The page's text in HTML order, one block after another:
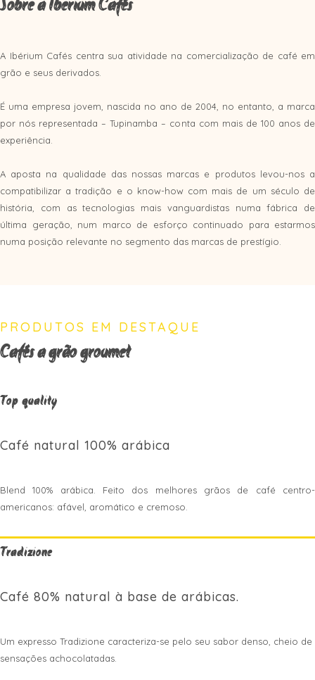
Sobre a Iberium Cafés
A Ibérium Cafés centra sua atividade na comercialização de café em
grão e seus derivados.
É uma empresa jovem, nascida no ano de 2004, no entanto, a marca
por nós representada – Tupinamba – conta com mais de 100 anos de
experiência.
A aposta na qualidade das nossas marcas e produtos levou-nos a
compatibilizar a tradição e o know-how com mais de um século de
história, com as tecnologias mais vanguardistas numa fábrica de
última geração, num marco de esforço continuado para estarmos
numa posição relevante no segmento das marcas de prestígio.
PRODUTOS EM DESTAQUE
Cafés a grão groumet
Top quality
Café natural 100% arábica
Blend 100% arábica. Feito dos melhores grãos de café centro-
americanos: afável, aromático e cremoso.
Tradizione
Café 80% natural à base de arábicas.
Um expresso Tradizione caracteriza-se pelo seu sabor denso, cheio de
sensações achocolatadas.